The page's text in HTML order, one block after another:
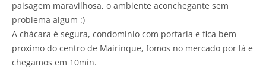
paisagem maravilhosa, o ambiente aconchegante sem
problema algum :)
A chácara é segura, condominio com portaria e fica bem
proximo do centro de Mairinque, fomos no mercado por lá e
chegamos em 10min.